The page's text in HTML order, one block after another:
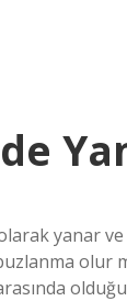
yanar
olur